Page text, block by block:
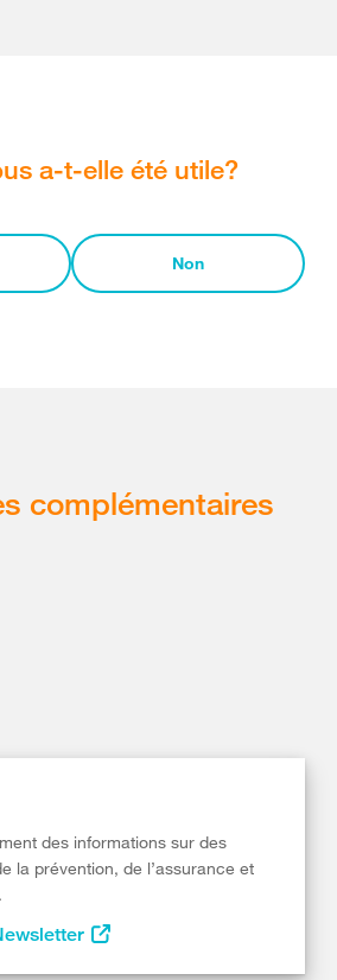
a-t-elle été utile?
Non
complémentaires
des informations sur des
la prévention, de l’assurance et